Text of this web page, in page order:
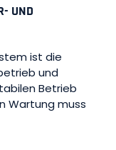
UND
ist die
und
Betrieb
Wartung muss